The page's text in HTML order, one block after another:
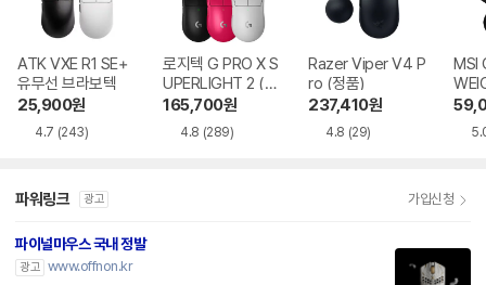
ATK VXE R1 SE+
유무선 브라보텍
25,900원
4.7 (243)
로지텍 G PRO X S
UPERLIGHT 2 (정
품)
165,700원
4.8 (289)
Razer Viper V4 P
ro (정품)
237,410원
4.8 (29)
MSI
SS
파워링크 광고 가입신청
파이널마우스 국내 정발
광고 www.offnon.kr